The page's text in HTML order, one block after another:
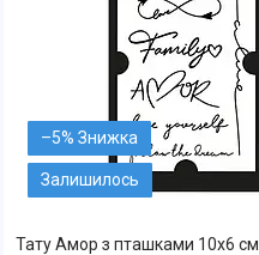
–5%
Залишилось
Тату Амор з пташками 10х6 см